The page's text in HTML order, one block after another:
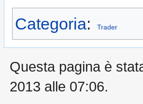
Categoria: Trader
Questa pagina è
2013 alle 07:06.